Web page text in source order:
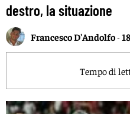
destro, la situazione
Francesco D'Andolfo-
Tempo di